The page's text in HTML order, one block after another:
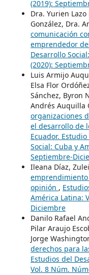
(2019):
Dra. Yurien
González, Dra.
comunicación
emprendedor
Desarrollo
(2020):
Luis Armijo
Elsa Flor
Sánchez, Byron
Andrés Auquilla
organizaciones
el desarrollo de
Ecuador.
Social: Cuba y
Septiembre-
Ileana Díaz,
opinión ,
América Latina:
Diciembre
Danilo Rafael
Pilar Araujo
Jorge
derechos para
Estudios del
Vol. 8 Núm.